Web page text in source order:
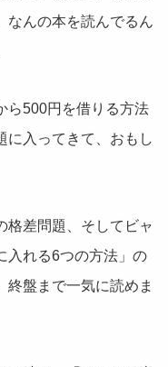
なんの本を読んでるん
ら500円を借りる方法
に入ってきて、おもし
格差問題、そしてビャ
入れる6つの方法」の
終盤まで一気に読めま